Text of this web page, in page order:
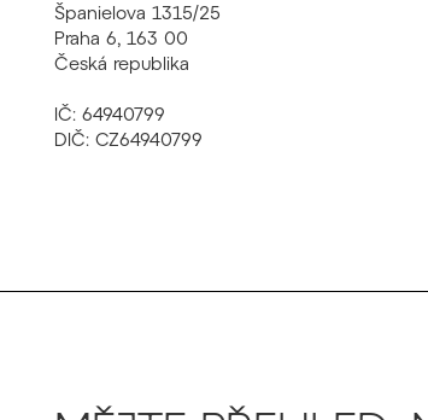
Španielova 1315/25
Praha 6, 163 00
Česká republika
IČ: 64940799
DIČ: CZ64940799